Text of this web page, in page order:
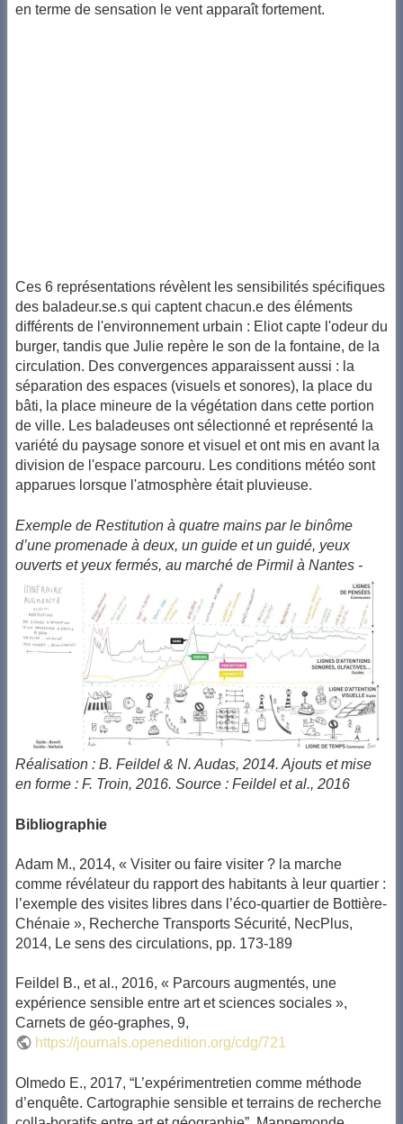
en terme de sensation le vent apparaît fortement.
Ces 6 représentations révèlent les sensibilités spécifiques
des baladeur.se.s qui captent chacun.e des éléments
différents de l'environnement urbain : Eliot capte l'odeur du
burger, tandis que Julie repère le son de la fontaine, de la
circulation. Des convergences apparaissent aussi : la
séparation des espaces (visuels et sonores), la place du
bâti, la place mineure de la végétation dans cette portion
de ville. Les baladeuses ont sélectionné et représenté la
variété du paysage sonore et visuel et ont mis en avant la
division de l'espace parcouru. Les conditions météo sont
apparues lorsque l'atmosphère était pluvieuse.
Exemple de Restitution à quatre mains par le binôme
d’une promenade à deux, un guide et un guidé, yeux
ouverts et yeux fermés, au marché de Pirmil à Nantes -
Réalisation : B. Feildel & N. Audas, 2014. Ajouts et mise
en forme : F. Troin, 2016. Source : Feildel et al., 2016
Bibliographie
Adam M., 2014, « Visiter ou faire visiter ? la marche
comme révélateur du rapport des habitants à leur quartier :
l’exemple des visites libres dans l’éco-quartier de Bottière-
Chénaie », Recherche Transports Sécurité, NecPlus,
2014, Le sens des circulations, pp. 173-189
Feildel B., et al., 2016, « Parcours augmentés, une
expérience sensible entre art et sciences sociales »,
Carnets de géo-graphes, 9,
https://journals.openedition.org/cdg/721
Olmedo E., 2017, “L’expérimentretien comme méthode
d’enquête. Cartographie sensible et terrains de recherche